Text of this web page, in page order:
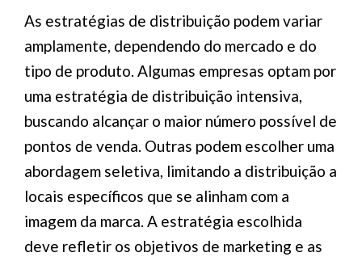
As estratégias de distribuição podem variar
amplamente, dependendo do mercado e do
tipo de produto. Algumas empresas optam por
uma estratégia de distribuição intensiva,
buscando alcançar o maior número possível de
pontos de venda. Outras podem escolher uma
abordagem seletiva, limitando a distribuição a
locais específicos que se alinham com a
imagem da marca. A estratégia escolhida
deve refletir os objetivos de marketing e as